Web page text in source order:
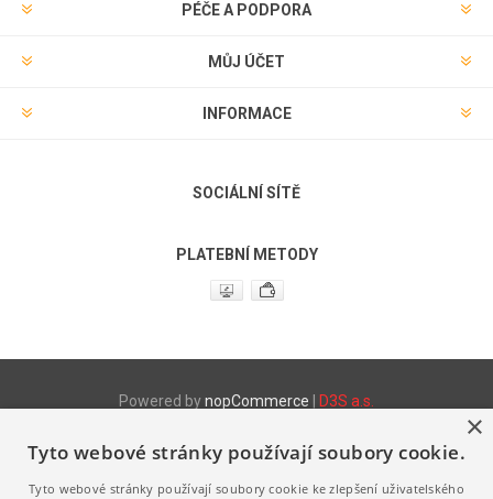
PÉČE A PODPORA
MŮJ ÚČET
INFORMACE
SOCIÁLNÍ SÍTĚ
PLATEBNÍ METODY
Powered bynopCommerce D3S a.s.
Produktové www stránky
http://www.fix.cz/pytle- LDPE a HDPE pytle a sáčky
×
Tyto webové stránky používají soubory cookie.
Tyto webové stránky používají soubory cookie ke zlepšení uživatelského